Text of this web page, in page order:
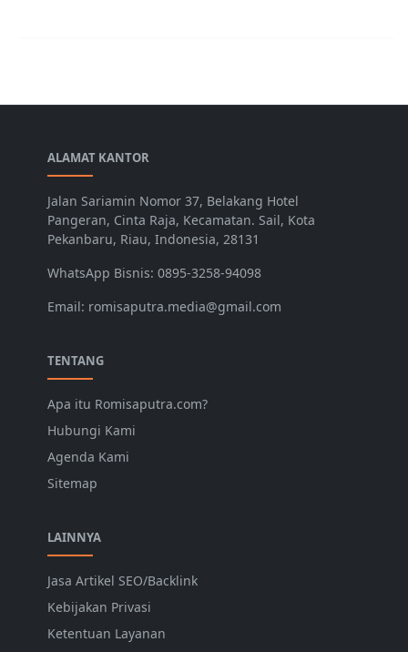
ALAMAT KANTOR
Jalan Sariamin Nomor 37, Belakang Hotel
Pangeran, Cinta Raja, Kecamatan. Sail, Kota
Pekanbaru, Riau, Indonesia, 28131
WhatsApp Bisnis: 0895-3258-94098
Email: romisaputra.media@gmail.com
TENTANG
Apa itu Romisaputra.com?
Hubungi Kami
Agenda Kami
Sitemap
LAINNYA
Jasa Artikel SEO/Backlink
Kebijakan Privasi
Ketentuan Layanan